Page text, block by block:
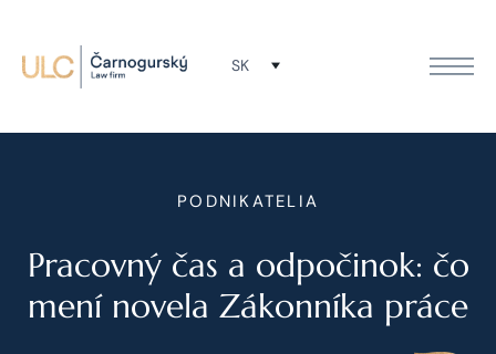
SK
PODNIKATELIA
Pracovný čas a odpočinok: čo
mení novela Zákonníka práce